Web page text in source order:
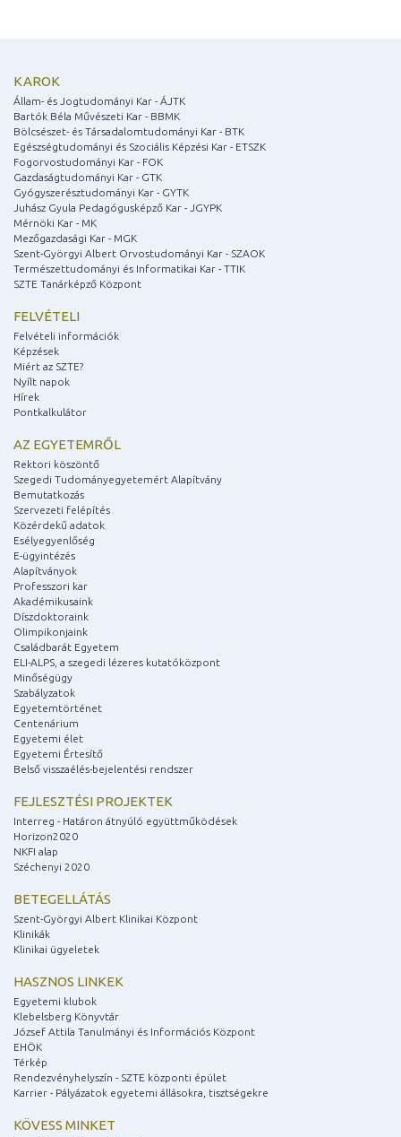
KAROK
Állam- és Jogtudományi Kar - ÁJTK
Bartók Béla Művészeti Kar - BBMK
Bölcsészet- és Társadalomtudományi Kar - BTK
Egészségtudományi és Szociális Képzési Kar - ETSZK
Fogorvostudományi Kar - FOK
Gazdaságtudományi Kar - GTK
Gyógyszerésztudományi Kar - GYTK
Juhász Gyula Pedagógusképző Kar - JGYPK
Mérnöki Kar - MK
Mezőgazdasági Kar - MGK
Szent-Györgyi Albert Orvostudományi Kar - SZAOK
Természettudományi és Informatikai Kar - TTIK
SZTE Tanárképző Központ
FELVÉTELI
Felvételi információk
Képzések
Miért az SZTE?
Nyílt napok
Hírek
Pontkalkulátor
AZ EGYETEMRŐL
Rektori köszöntő
Szegedi Tudományegyetemért Alapítvány
Bemutatkozás
Szervezeti felépítés
Közérdekű adatok
Esélyegyenlőség
E-ügyintézés
Alapítványok
Professzori kar
Akadémikusaink
Díszdoktoraink
Olimpikonjaink
Családbarát Egyetem
ELI-ALPS, a szegedi lézeres kutatóközpont
Minőségügy
Szabályzatok
Egyetemtörténet
Centenárium
Egyetemi élet
Egyetemi Értesítő
Belső visszaélés-bejelentési rendszer
FEJLESZTÉSI PROJEKTEK
Interreg - Határon átnyúló együttműködések
Horizon2020
NKFI alap
Széchenyi 2020
BETEGELLÁTÁS
Szent-Györgyi Albert Klinikai Központ
Klinikák
Klinikai ügyeletek
HASZNOS LINKEK
Egyetemi klubok
Klebelsberg Könyvtár
József Attila Tanulmányi és Információs Központ
EHÖK
Térkép
Rendezvényhelyszín - SZTE központi épület
Karrier - Pályázatok egyetemi állásokra, tisztségekre
KÖVESS MINKET